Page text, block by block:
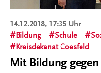
14.12.2018, 17:35 Uhr
Bildung
Schule
Kreisdekanat Coesfeld
Mit Bildung